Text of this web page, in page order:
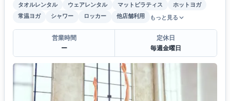
タオルレンタル ウェアレンタル マットピラティス
ホットヨガ
常温ヨガ
シャワー ロッカー 他店舗利用 もっと見る
営業時間
ー
定休日
毎週金曜日